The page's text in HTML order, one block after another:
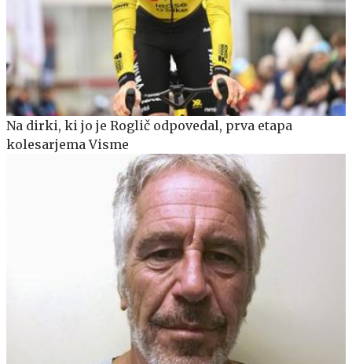
Na dirki, ki jo je Roglič odpovedal, prva etapa
kolesarjema Visme